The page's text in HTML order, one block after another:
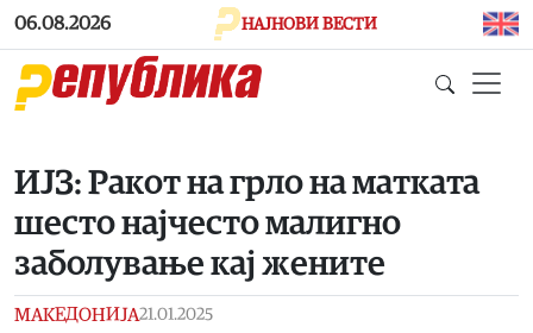
Skip to main content
06.08.2026 НАЈНОВИ ВЕСТИ
ИЈЗ: Ракот на грло на матката
шесто најчесто малигно
заболување кај жените
МАКЕДОНИЈА21.01.2025